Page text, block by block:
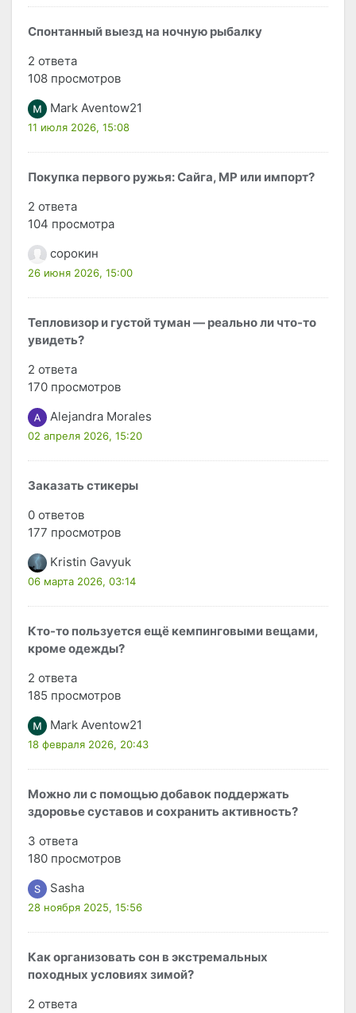
Спонтанный выезд на ночную рыбалку
2 ответа
108 просмотров
Mark Aventow21
11 июля 2026, 15:08
Покупка первого ружья: Сайга, МР или импорт?
2 ответа
104 просмотра
сорокин
26 июня 2026, 15:00
Тепловизор и густой туман — реально ли что-то
увидеть?
2 ответа
170 просмотров
Alejandra Morales
02 апреля 2026, 15:20
Заказать стикеры
0 ответов
177 просмотров
Kristin Gavyuk
06 марта 2026, 03:14
Кто-то пользуется ещё кемпинговыми вещами,
кроме одежды?
2 ответа
185 просмотров
Mark Aventow21
18 февраля 2026, 20:43
Можно ли с помощью добавок поддержать
здоровье суставов и сохранить активность?
3 ответа
180 просмотров
Sasha
28 ноября 2025, 15:56
Как организовать сон в экстремальных
походных условиях зимой?
2 ответа